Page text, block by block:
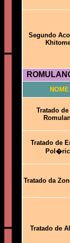
Segundo
NOME
Tratado de
Tratado de
Tratado da
Tratado de